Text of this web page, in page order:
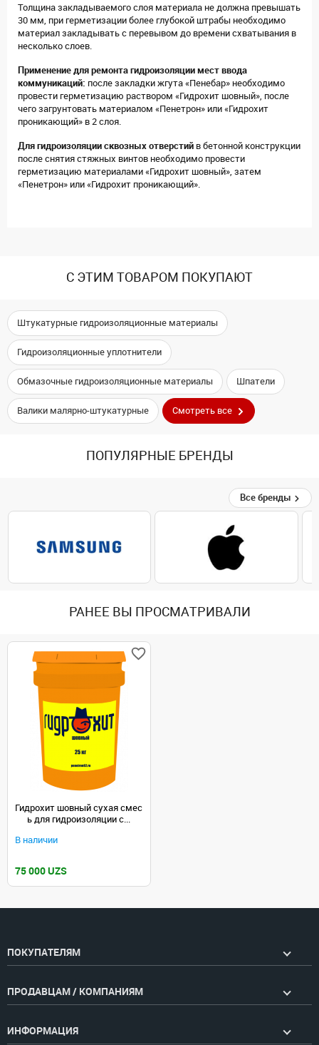
Толщина закладываемого слоя материала не должна превышать
30 мм, при герметизации более глубокой штрабы необходимо
материал закладывать с перевывом до времени схватывания в
несколько слоев.
Применение для ремонта гидроизоляции мест ввода
коммуникаций: после закладки жгута «Пенебар» необходимо
провести герметизацию раствором «Гидрохит шовный», после
чего загрунтовать материалом «Пенетрон» или «Гидрохит
проникающий» в 2 слоя.
Для гидроизоляции сквозных отверстий в бетонной конструкции
после снятия стяжных винтов необходимо провести
герметизацию материалами «Гидрохит шовный», затем
«Пенетрон» или «Гидрохит проникающий».
С ЭТИМ ТОВАРОМ ПОКУПАЮТ
Штукатурные гидроизоляционные материалы
Гидроизоляционные уплотнители
Обмазочные гидроизоляционные материалы Шпатели
Валики малярно-штукатурные Смотреть все
ПОПУЛЯРНЫЕ БРЕНДЫ
Все бренды
РАНЕЕ ВЫ ПРОСМАТРИВАЛИ
Гидрохит шовный сухая смес
ь для гидроизоляции с...
В наличии
75 000 UZS
ПОКУПАТЕЛЯМ
ПРОДАВЦАМ / КОМПАНИЯМ
ИНФОРМАЦИЯ